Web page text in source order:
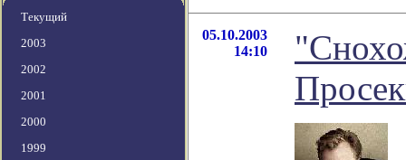
Текущий
2003
2002
2001
2000
1999
05.10.2003
14:10